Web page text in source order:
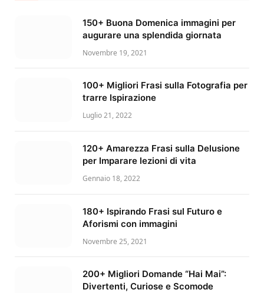
150+ Buona Domenica immagini per
augurare una splendida giornata
Novembre 19, 2021
100+ Migliori Frasi sulla Fotografia per
trarre Ispirazione
Luglio 21, 2022
120+ Amarezza Frasi sulla Delusione
per Imparare lezioni di vita
Gennaio 18, 2022
180+ Ispirando Frasi sul Futuro e
Aforismi con immagini
Novembre 25, 2021
200+ Migliori Domande “Hai Mai”:
Divertenti, Curiose e Scomode